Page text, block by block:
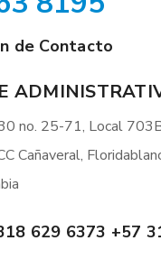
de Contacto
no. 25-71, Local
Cañaveral,
629 6373 +57